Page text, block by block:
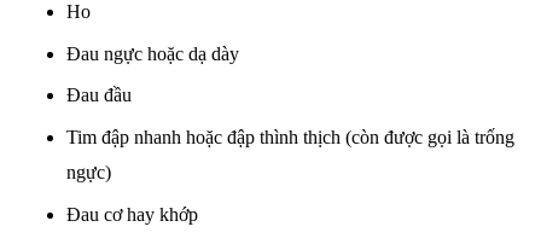
Ho
Đau ngực hoặc dạ dày
Đau đầu
Tim đập nhanh hoặc đập thình thịch (còn được gọi là trống
ngực)
Đau cơ hay khớp